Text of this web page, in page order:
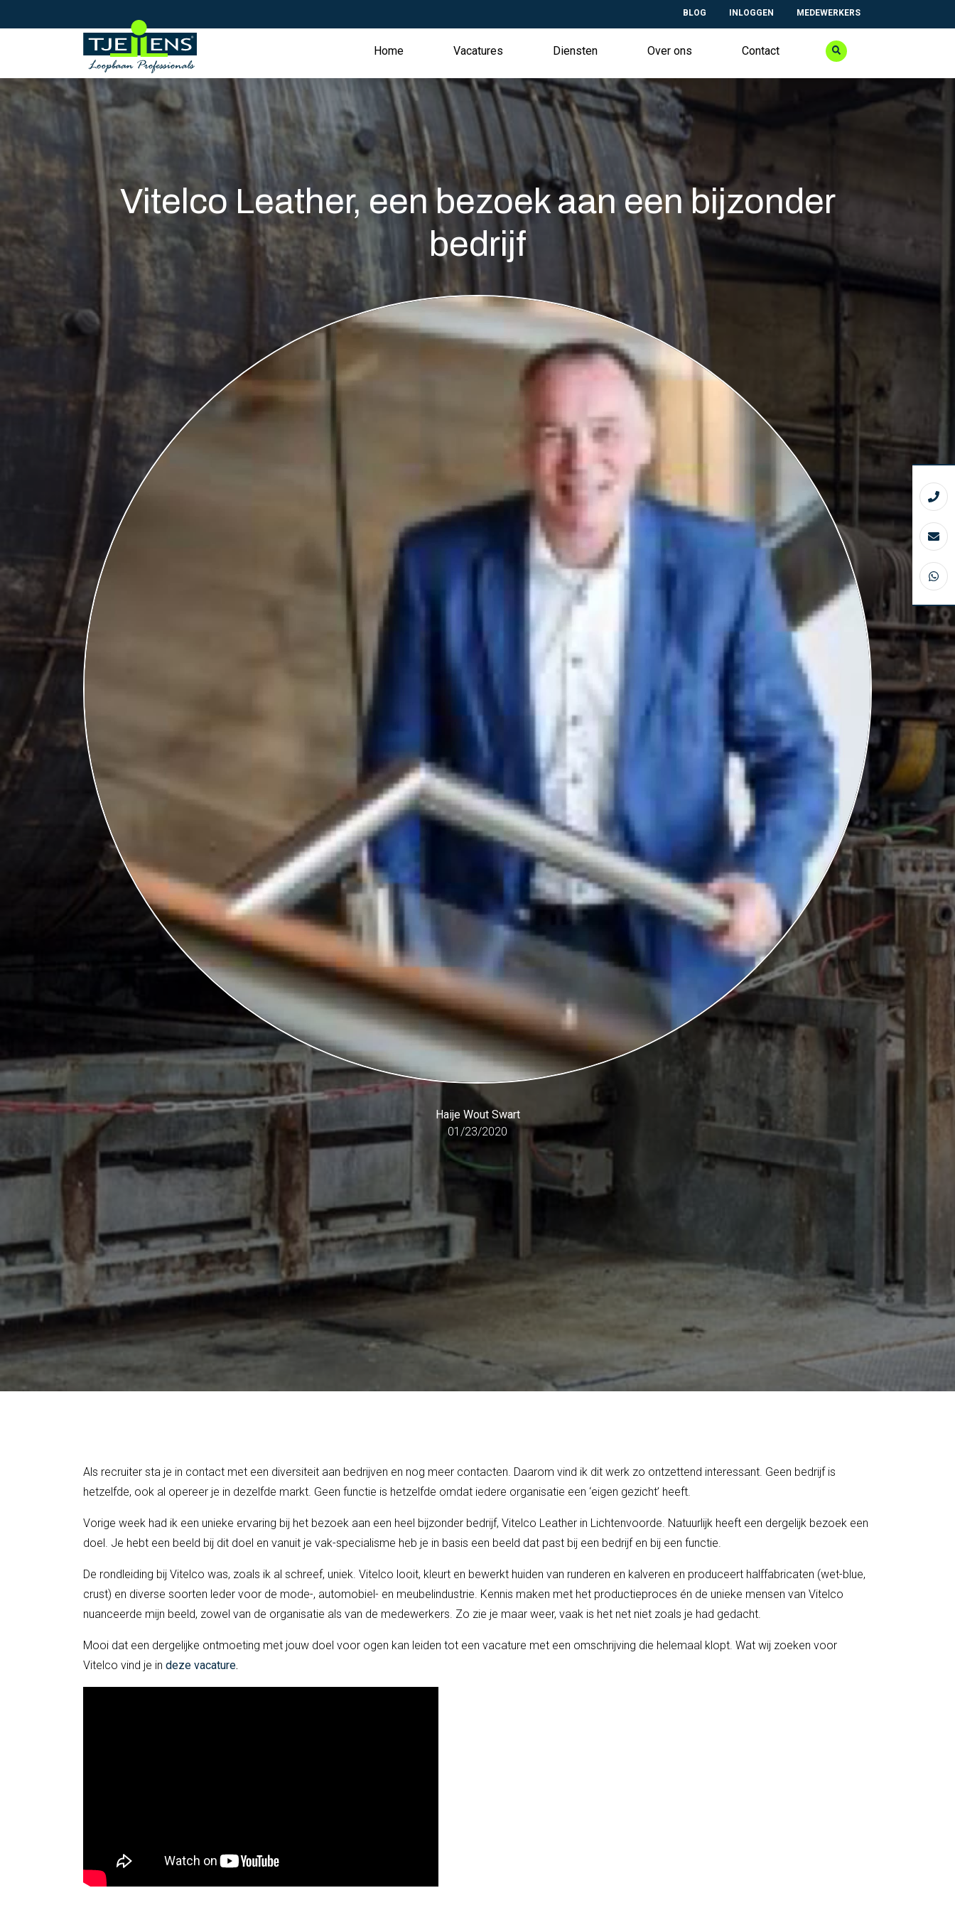
BLOG INLOGGEN MEDEWERKERS
Home Vacatures Diensten Over ons Contact
Vitelco Leather, een bezoek aan een bijzonder
bedrijf
Haije Wout Swart
01/23/2020
Als recruiter sta je in contact met een diversiteit aan bedrijven en nog meer contacten. Daarom vind ik dit werk zo ontzettend interessant. Geen bedrijf is
hetzelfde, ook al opereer je in dezelfde markt. Geen functie is hetzelfde omdat iedere organisatie een ‘eigen gezicht’ heeft.
Vorige week had ik een unieke ervaring bij het bezoek aan een heel bijzonder bedrijf, Vitelco Leather in Lichtenvoorde. Natuurlijk heeft een dergelijk bezoek een
doel. Je hebt een beeld bij dit doel en vanuit je vak-specialisme heb je in basis een beeld dat past bij een bedrijf en bij een functie.
De rondleiding bij Vitelco was, zoals ik al schreef, uniek. Vitelco looit, kleurt en bewerkt huiden van runderen en kalveren en produceert halffabricaten (wet-blue,
crust) en diverse soorten leder voor de mode-, automobiel- en meubelindustrie. Kennis maken met het productieproces én de unieke mensen van Vitelco
nuanceerde mijn beeld, zowel van de organisatie als van de medewerkers. Zo zie je maar weer, vaak is het net niet zoals je had gedacht.
Mooi dat een dergelijke ontmoeting met jouw doel voor ogen kan leiden tot een vacature met een omschrijving die helemaal klopt. Wat wij zoeken voor
Vitelco vind je in deze vacature.